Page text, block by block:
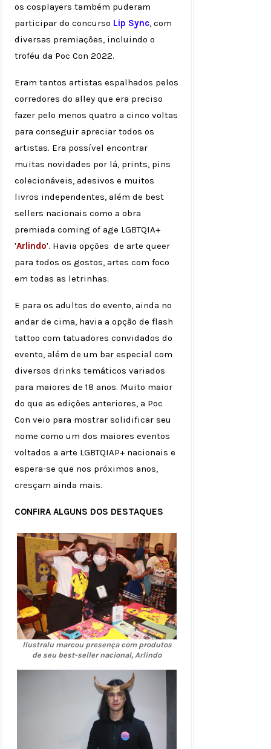
os cosplayers também puderam
participar do concurso Lip Sync, com
diversas premiações, incluindo o
troféu da Poc Con 2022.
Eram tantos artistas espalhados pelos
corredores do alley que era preciso
fazer pelo menos quatro a cinco voltas
para conseguir apreciar todos os
artistas. Era possível encontrar
muitas novidades por lá, prints, pins
colecionáveis, adesivos e muitos
livros independentes, além de best
sellers nacionais como a obra
premiada coming of age LGBTQIA+
'Arlindo'. Havia opções de arte queer
para todos os gostos, artes com foco
em todas as letrinhas.
E para os adultos do evento, ainda no
andar de cima, havia a opção de flash
tattoo com tatuadores convidados do
evento, além de um bar especial com
diversos drinks temáticos variados
para maiores de 18 anos. Muito maior
do que as edições anteriores, a Poc
Con veio para mostrar solidificar seu
nome como um dos maiores eventos
voltados a arte LGBTQIAP+ nacionais e
espera-se que nos próximos anos,
cresçam ainda mais.
CONFIRA ALGUNS DOS DESTAQUES
Ilustralu marcou presença com produtos
de seu best-seller nacional, Arlindo